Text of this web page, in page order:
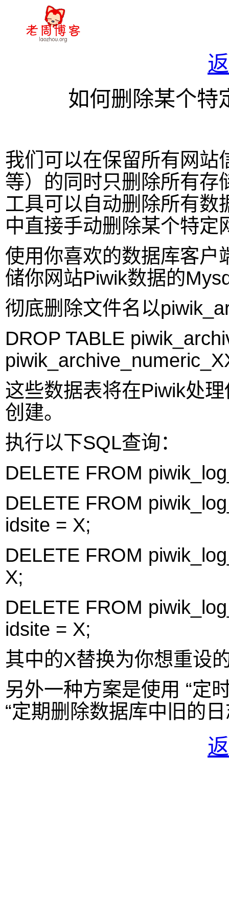
如何删除某个特
我们可以在保留所有网站
等）的同时只删除所有存
工具可以自动删除所有数
中直接手动删除某个特定
使用你喜欢的数据库客户
储你网站Piwik数据的
彻底删除文件名以
DROP TABLE
这些数据表将在Piwik处
创建。
执行以下SQL查询：
DELETE FROM
DELETE FROM
idsite = X;
DELETE FROM
X;
DELETE FROM
idsite = X;
其中的X替换为你想重设
另外一种方案是使用 “定
“定期删除数据库中旧的